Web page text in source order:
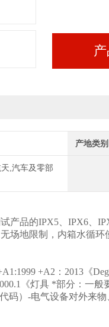
产地类别
,汽车及零部
产品的IPX5、IPX6、
场地限制，内箱水循
+A2：2013《
《灯具 *部分：一般
码）-电气设备对外来